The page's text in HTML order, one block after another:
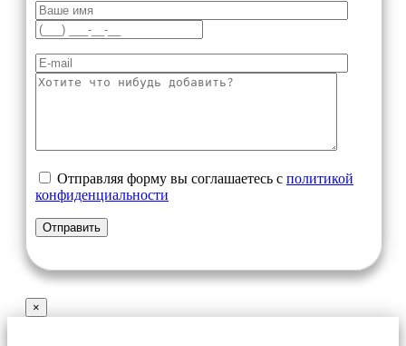
Отправляя форму вы соглашаетесь с политикой
конфиденциальности
×